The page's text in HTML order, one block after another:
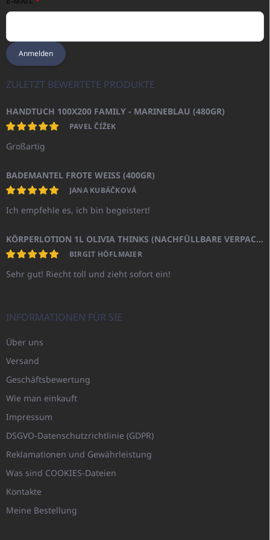
Anmelden
ZULETZT BEWERTETE PRODUKTE
HANDTUCH 100X200 FAMILY - MARINEBLAU (480GR)
PAVEL ČÍŽEK
Großartig
BADEMANTEL FROTE WEISS (400GR)
JANA KUBÁČKOVÁ
Ich empfehle es, ich bin begeistert!
KÖRPERLOTION 1L OLIVIA THINKS (NACHFÜLLBARE VERPACKUNG)
BIRGIT HÖFLMAIER
Sehr gut! Riecht toll und zieht sofort ein!
INFORMATIONEN FÜR SIE
Über uns
Versand
Geschäftsbewertung
Wie man einkauft
Impressum
DSGVO-Datenschutzrichtlinie (GDPR)
Reklamationen und Gewährleistung
Was sind COOKIES-Dateien
Kontakte
Meine Bestellung